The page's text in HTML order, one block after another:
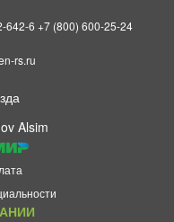
642-6 +7 (800) 600-25-24
rs.ru
Alsim